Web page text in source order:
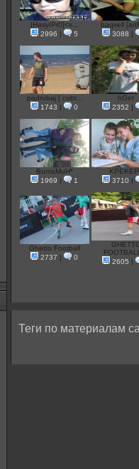
[Hasy/Pr0]<s...
2996
| 5
baqvell
3088
|
podrubaj [ cobr...
1743
| 0
hGet
2352
|
BumaMuH*
1969
| 1
3710
|
Ghetto Football
2737
| 0
2605
|
Теги по материалам